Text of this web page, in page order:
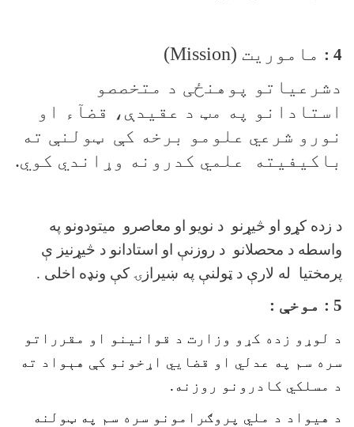
4 : ماموریت (Mission
)
دشرعیاتو پوهنځی د متخصصو
استادانو په مټ د عقیدې، قضآء او
نورو شرعي علومو برخه کې ټولنې ته
باکیفیته علمي کدرونه وړاندي کوي.
د زده کړو او څیړنو د نویو او معاصرو میتودونو په
واسطه د محصلانو د روزنې او استادانو د څیړنیز ې
پرمختیا له لارې د ټولنې په ښیرازۍ کې ونډه اخلی .
5 : موخې :
د لوړو زده کړو وزارت د قوانينو او مقرراتو
سره سم په عدلي او قضايي اړخونو کې هېواد ته
د مسلکي کادرونو روزنه.
د هيواد د ملي پروګرامونو سره سم په ټولنه